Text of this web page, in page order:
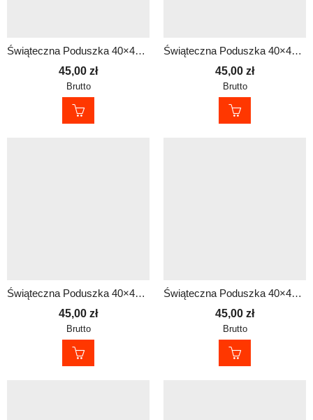
Świąteczna Poduszka 40×40 cm dla Policjanta – Prezent na Mikołajki i pod Choinkę
45,00 zł
Brutto
Świąteczna Poduszka 40×40 cm dla Policjanta – Prezent na Mikołajki i pod Choinkę
45,00 zł
Brutto
Świąteczna Poduszka 40×40 cm dla Policjanta – Prezent na Mikołajki i pod Choinkę
45,00 zł
Brutto
Świąteczna Poduszka 40×40 cm dla Policjanta – Prezent na Mikołajki i pod Choinkę
45,00 zł
Brutto